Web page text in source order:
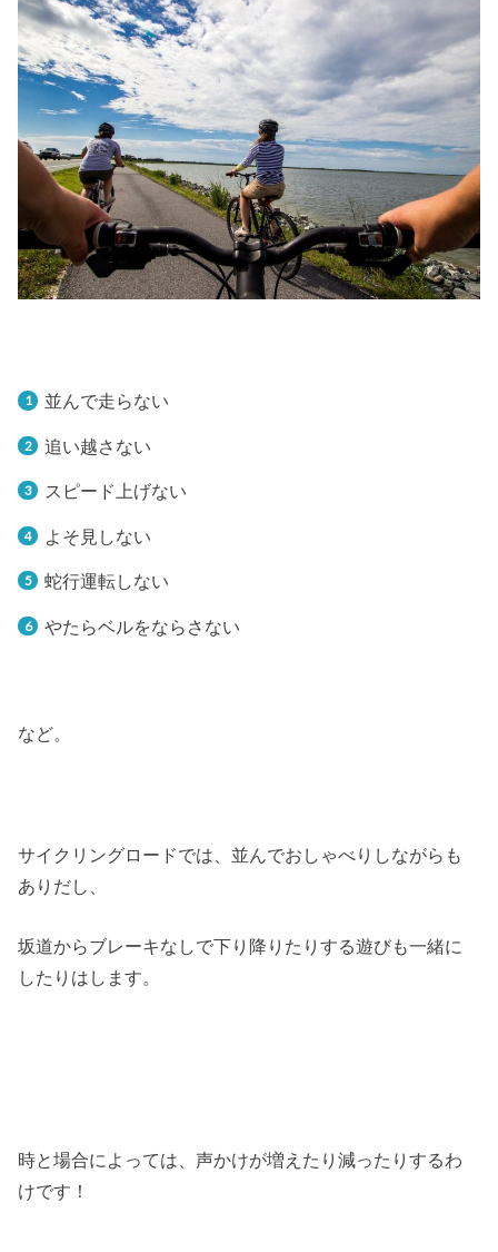
並んで走らない
追い越さない
スピード上げない
よそ見しない
蛇行運転しない
やたらベルをならさない
など。
サイクリングロードでは、並んでおしゃべりしながらも
ありだし、
坂道からブレーキなしで下り降りたりする遊びも一緒に
したりはします。
時と場合によっては、声かけが増えたり減ったりするわ
けです！